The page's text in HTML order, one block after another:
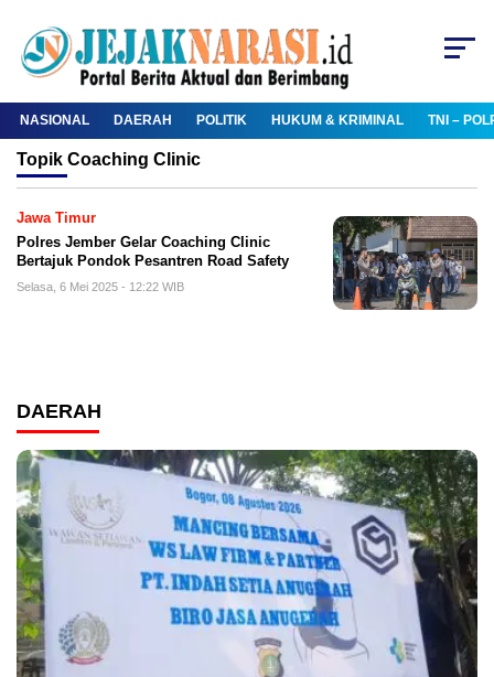
NASIONAL DAERAH POLITIK HUKUM & KRIMINAL TNI –
Topik Coaching Clinic
Jawa Timur
Polres Jember Gelar Coaching Clinic
Bertajuk Pondok Pesantren Road Safety
Selasa, 6 Mei 2025 - 12:22 WIB
DAERAH